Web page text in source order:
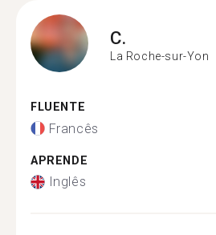
C.
La Roche-sur-Yon
FLUENTE
Francês
APRENDE
Inglês